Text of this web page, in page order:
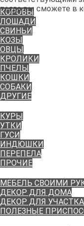
ЖИВОТНЫЕ
КОРОВЫ
ЛОШАДИ
СВИНЬИ
КОЗЫ
ОВЦЫ
КРОЛИКИ
ПЧЕЛЫ
КОШКИ
СОБАКИ
ДРУГИЕ
КУРЫ
УТКИ
ГУСИ
ИНДЮШКИ
ПЕРЕПЕЛА
ПРОЧИЕ
МЕБЕЛЬ СВОИМИ
ДЕКОР ДЛЯ ДОМА
ДЕКОР ДЛЯ УЧАСТКА
ПОЛЕЗНЫЕ
тогда вы сможете в